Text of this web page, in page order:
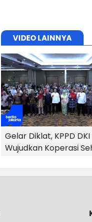
VIDEO LAINNYA
Gelar Diklat, KPPD
Wujudkan Koperasi